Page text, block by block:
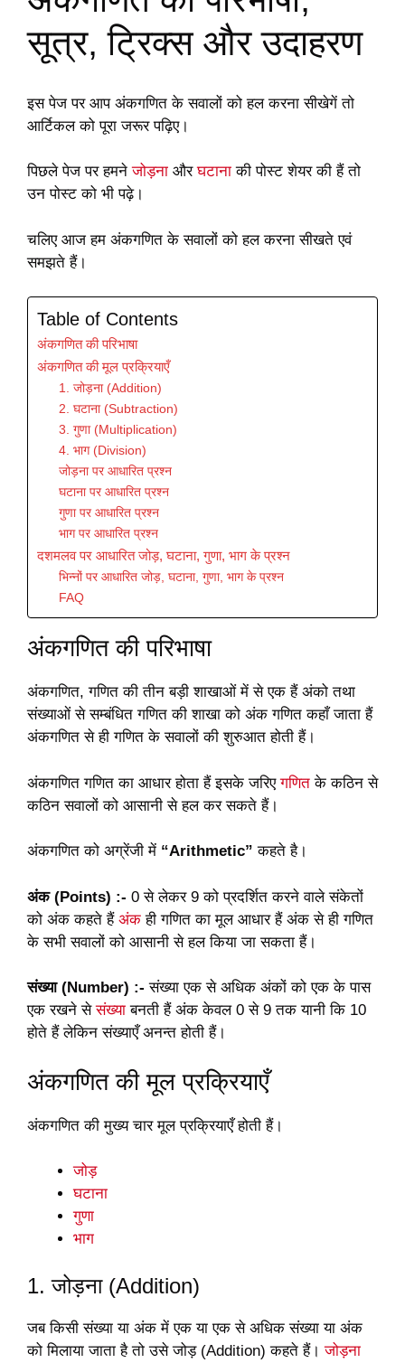
सूत्र, ट्रिक्स और उदाहरण
इस पेज पर आप अंकगणित के सवालों को हल करना सीखेगें तो
आर्टिकल को पूरा जरूर पढ़िए।
पिछले पेज पर हमनेजोड़ना औरघटाना की पोस्ट शेयर की हैं तो
उन पोस्ट को भी पढ़े।
चलिए आज हम अंकगणित के सवालों को हल करना सीखते एवं
समझते हैं।
Table of Contents
अंकगणित की परिभाषा
अंकगणित की मूल प्रक्रियाएँ
1. जोड़ना (Addition)
2. घटाना (Subtraction)
3. गुणा (Multiplication)
4. भाग (Division)
जोड़ना पर आधारित प्रश्न
घटाना पर आधारित प्रश्न
गुणा पर आधारित प्रश्न
भाग पर आधारित प्रश्न
दशमलव पर आधारित जोड़, घटाना, गुणा, भाग के प्रश्न
भिन्नों पर आधारित जोड़, घटाना, गुणा, भाग के प्रश्न
FAQ
अंकगणित की परिभाषा
अंकगणित, गणित की तीन बड़ी शाखाओं में से एक हैं अंको तथा
संख्याओं से सम्बंधित गणित की शाखा को अंक गणित कहाँ जाता हैं
अंकगणित से ही गणित के सवालों की शुरुआत होती हैं।
अंकगणित गणित का आधार होता हैं इसके जरिएगणित के कठिन से
कठिन सवालों को आसानी से हल कर सकते हैं।
अंकगणित को अग्रेंजी में “Arithmetic” कहते है।
अंक (Points) :- 0 से लेकर 9 को प्रदर्शित करने वाले संकेतों
को अंक कहते हैं अंक ही गणित का मूल आधार हैं अंक से ही गणित
के सभी सवालों को आसानी से हल किया जा सकता हैं।
संख्या (Number) :-संख्या एक से अधिक अंकों को एक के पास
एक रखने सेसंख्या बनती हैं अंक केवल 0 से 9 तक यानी कि 10
होते हैं लेकिन संख्याएँ अनन्त होती हैं।
अंकगणित की मूल प्रक्रियाएँ
अंकगणित की मुख्य चार मूल प्रक्रियाएँ होती हैं।
जोड़
घटाना
गुणा
भाग
1. जोड़ना (Addition)
जब किसी संख्या या अंक में एक या एक से अधिक संख्या या अंक
को मिलाया जाता है तो उसे जोड़ (Addition) कहते हैं।जोड़ना